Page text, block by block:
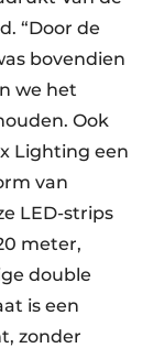
“Door de
bovendien
we het
Ook
Lighting een
van
LED-strips
meter,
double
is een
zonder